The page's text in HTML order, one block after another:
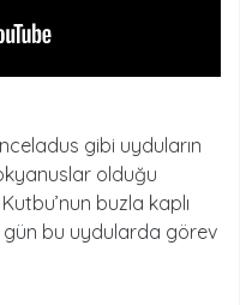
gibi uyduların
olduğu
buzla kaplı
gün bu uydularda görev